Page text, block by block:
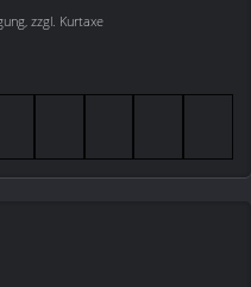
zzgl. Kurtaxe